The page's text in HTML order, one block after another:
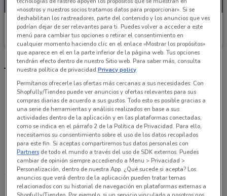
Coppel
Caduca el 31/08
Tiendas Coppel y horario
Calle Santa Cruz #39 Benito Juárez
700 m
ABIERTO
Insurgentes Sur #601, Col. Napoles, Entre Calles
Vermont y Xola Ciudad De México
888 m
ABIERTO
Av. Insurgentes Sur #533 Ciudad De México
«nosotros y nuestros socios tratamos datos para proporcionar». Si se
deshabilitan los rastreadores, parte del contenido y los anuncios que ves
podrían dejar de ser relevantes para ti. Puedes volver a acceder a este
menú para cambiar tus opciones o retirar el consentimiento en
cualquier momento haciendo clic en el enlace «Mostrar los propósitos»
que aparece en el en la parte inferior de la página web. Tus opciones
tendrán efecto dentro de nuestro Sitio web. Para saber más, consulta
nuestra política de privacidad.Privacy policy
Permítanos ofrecerle las ofertas más cercanas a sus necesidades: Con
Shopfully/Tiendeo puede ver anuncios y ofertas relevantes para sus
compras diarias de acuerdo a sus gustos. Todo esto es posible gracias a
una serie de herramientas y análisis realizados en base a sus
actividades dentro de la aplicación y en las plataformas conectadas,
como se indica en el párrafo 2 de la Política de Privacidad. Para ello,
necesitamos su consentimiento sobre el uso de los datos recopilados
para este fin. Si aceptas compartiremos tus datos personales con
Partners de todo el mundo a través del uso de SDK externos. Puedes
cambiar de opinión siempre accediendo a Menu > Privacidad >
Personalización, dentro de nuestra App. ¿Qué sucede si acepta? Los
anuncios que verá dentro de la aplicación pueden tratar temas
relacionados con su historial de navegación en plataformas externas a